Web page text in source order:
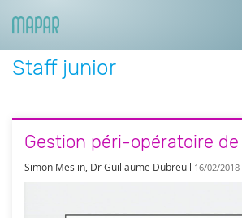
Staff junior
Gestion péri-opératoire de
Simon Meslin, Dr Guillaume Dubreuil 16/02/2018